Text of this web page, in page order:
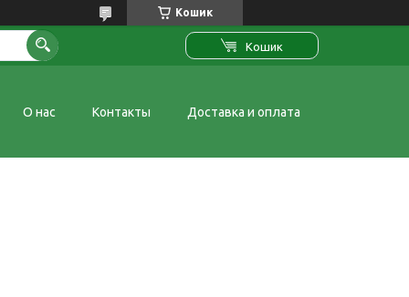
Кошик
Кошик
О нас Контакты Доставка и оплата